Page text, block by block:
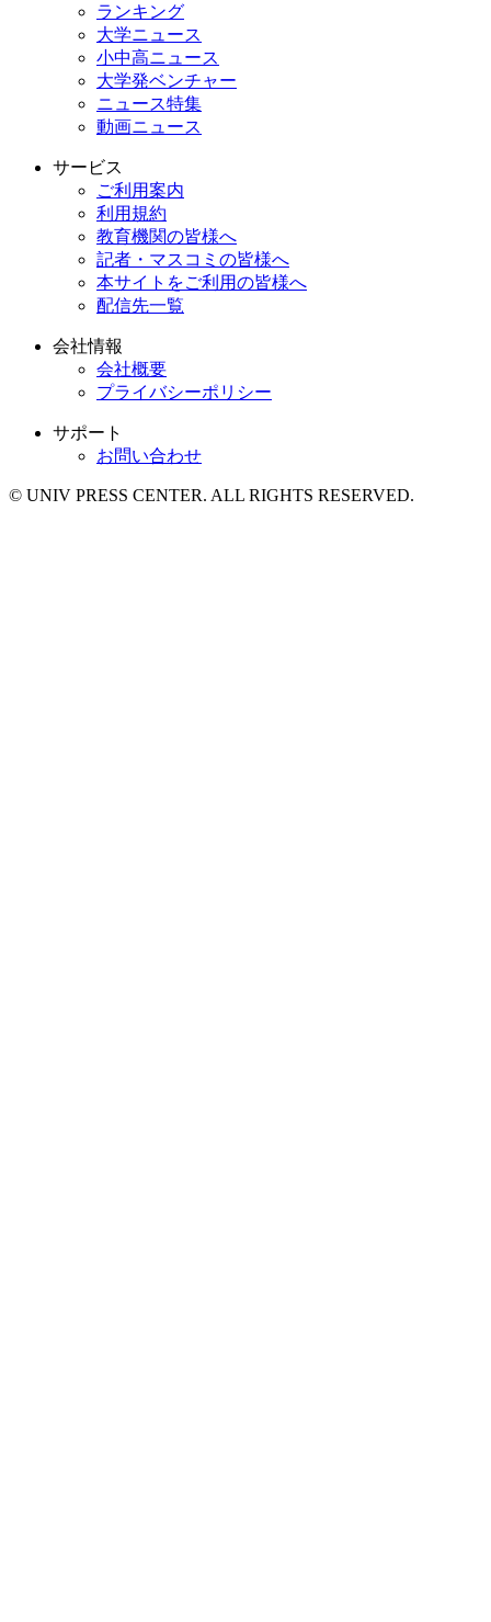
ランキング
大学ニュース
小中高ニュース
大学発ベンチャー
ニュース特集
動画ニュース
サービス
ご利用案内
利用規約
教育機関の皆様へ
記者・マスコミの皆様へ
本サイトをご利用の皆様へ
配信先一覧
会社情報
会社概要
プライバシーポリシー
サポート
お問い合わせ
© UNIV PRESS CENTER. ALL RIGHTS RESERVED.